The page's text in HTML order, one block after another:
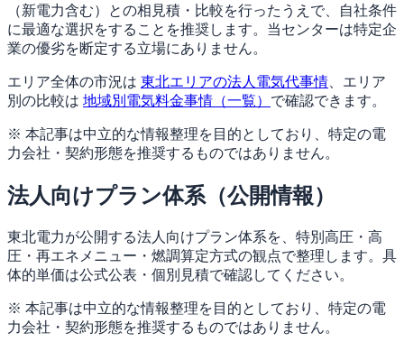
（新電力含む）との相見積・比較を行ったうえで、自社条件
に最適な選択をすることを推奨します。当センターは特定企
業の優劣を断定する立場にありません。
エリア全体の市況は 東北エリアの法人電気代事情 、エリア
別の比較は 地域別電気料金事情（一覧） で確認できます。
※ 本記事は中立的な情報整理を目的としており、特定の電
力会社・契約形態を推奨するものではありません。
法人向けプラン体系（公開情報）
東北電力が公開する法人向けプラン体系を、特別高圧・高
圧・再エネメニュー・燃調算定方式の観点で整理します。具
体的単価は公式公表・個別見積で確認してください。
※ 本記事は中立的な情報整理を目的としており、特定の電
力会社・契約形態を推奨するものではありません。